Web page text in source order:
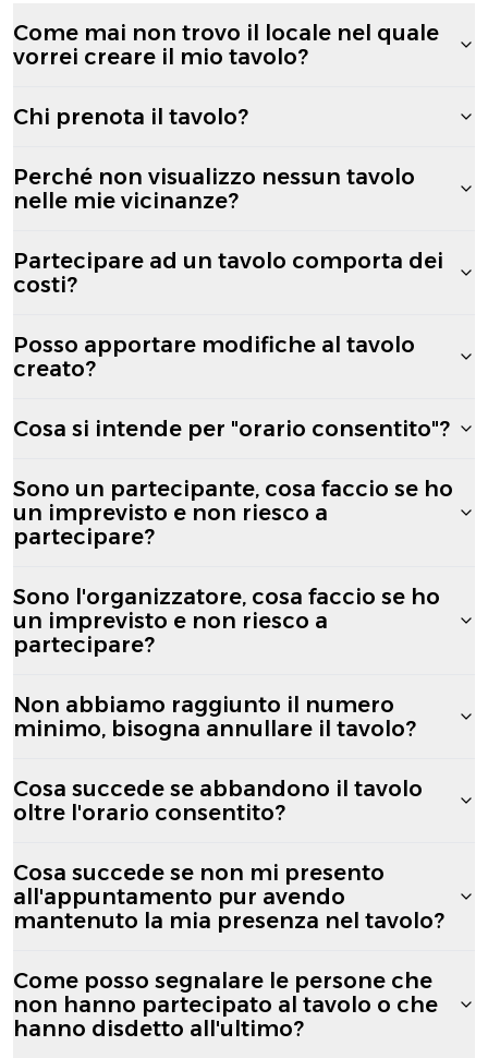
Come mai non trovo il locale nel quale
vorrei creare il mio tavolo?
Chi prenota il tavolo?
Perché non visualizzo nessun tavolo
nelle mie vicinanze?
Partecipare ad un tavolo comporta dei
costi?
Posso apportare modifiche al tavolo
creato?
Cosa si intende per "orario consentito"?
Sono un partecipante, cosa faccio se ho
un imprevisto e non riesco a
partecipare?
Sono l'organizzatore, cosa faccio se ho
un imprevisto e non riesco a
partecipare?
Non abbiamo raggiunto il numero
minimo, bisogna annullare il tavolo?
Cosa succede se abbandono il tavolo
oltre l'orario consentito?
Cosa succede se non mi presento
all'appuntamento pur avendo
mantenuto la mia presenza nel tavolo?
Come posso segnalare le persone che
non hanno partecipato al tavolo o che
hanno disdetto all'ultimo?